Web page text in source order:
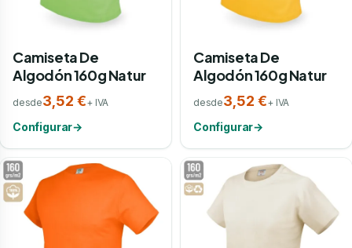
Camiseta De
Algodón 160g Natur
desde3,52 €+ IVA
Configurar→
Camiseta De
Algodón 160g Natur
desde3,52 €+ IVA
Configurar→